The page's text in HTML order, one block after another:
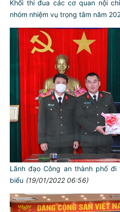
Khối thi đua các cơ quan nội
nhóm nhiệm vụ trọng tâm năm
Lãnh đạo Công an thành phố
biểu (19/01/2022 06:56)